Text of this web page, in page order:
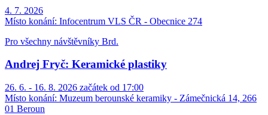
4. 7. 2026
Místo konání: Infocentrum VLS ČR - Obecnice 274
Pro všechny návštěvníky Brd.
Andrej Fryč: Keramické plastiky
26. 6. - 16. 8. 2026 začátek od 17:00
Místo konání: Muzeum berounské keramiky - Zámečnická 14, 266
01 Beroun